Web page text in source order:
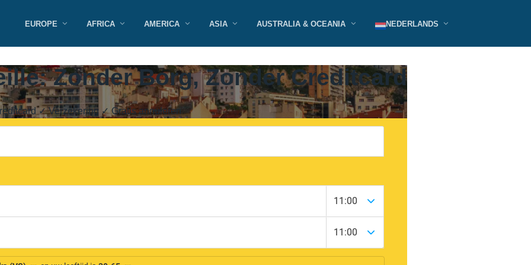
EUROPE AFRICA AMERICA ASIA AUSTRALIA & OCEANIA NEDERLANDS
Zonder Borg, Zonder Creditcard
✓ Verzekering ✓ Gratis annuleren